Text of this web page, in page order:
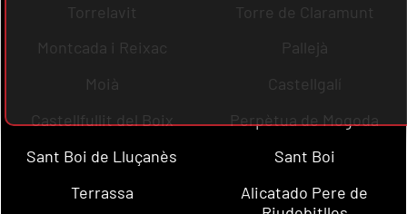
Torrelavit
Torre de Claramunt
Montcada i Reixac
Pallejà
Moià
Castellgalí
Castellfullit del Boix
Perpètua de Mogoda
Sant Boi de Lluçanès
Sant Boi
Terrassa
Alicatado Pere de